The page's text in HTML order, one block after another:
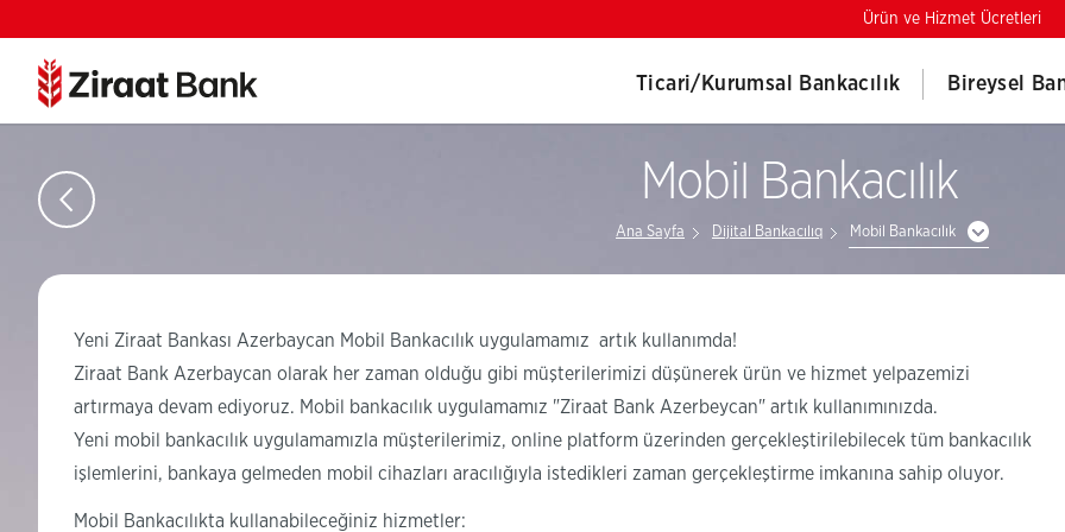
Ürün ve Hizmet Ücretleri
Ticari/Kurumsal Bankacılık Bireysel
Mobil Bankacılık
Ana Sayfa Dijital Bankacılıq Mobil Bankacılık
Yeni Ziraat Bankası Azerbaycan Mobil Bankacılık uygulamamız artık kullanımda!
Ziraat Bank Azerbaycan olarak her zaman olduğu gibi müşterilerimizi düşünerek ürün ve hizmet yelpazemizi
artırmaya devam ediyoruz. Mobil bankacılık uygulamamız "Ziraat Bank Azerbeycan" artık kullanımınızda.
Yeni mobil bankacılık uygulamamızla müşterilerimiz, online platform üzerinden gerçekleştirilebilecek tüm bankacılık
işlemlerini, bankaya gelmeden mobil cihazları aracılığıyla istedikleri zaman gerçekleştirme imkanına sahip oluyor.
Mobil Bankacılıkta kullanabileceğiniz hizmetler: